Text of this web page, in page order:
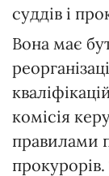
суддів і
Вона має
комісія
правилами